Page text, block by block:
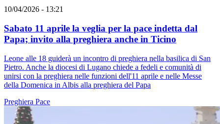
10/04/2026 - 13:21
Sabato 11 aprile la veglia per la pace indetta dal
Papa; invito alla preghiera anche in Ticino
Leone alle 18 guiderà un incontro di preghiera nella basilica di San
Pietro. Anche la diocesi di Lugano chiede a fedeli e comunità di
unirsi con la preghiera nelle funzioni dell'11 aprile e nelle Messe
della Domenica in Albis alla preghiera del Papa
Preghiera Pace